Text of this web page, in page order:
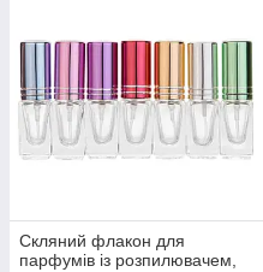
Скляний флакон для
парфумів із розпилювачем,